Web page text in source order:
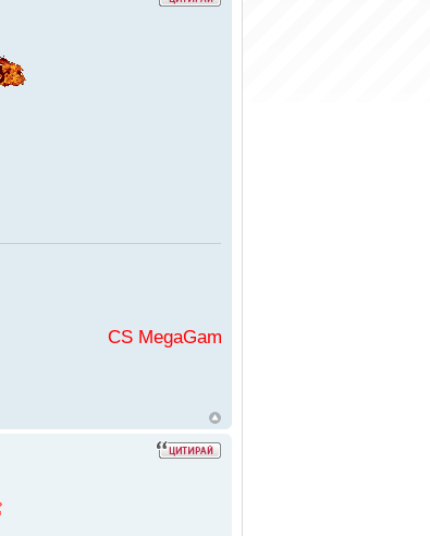
CS MegaGaming във